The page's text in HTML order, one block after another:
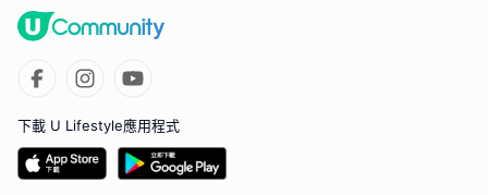
下載 U Lifestyle應用程式